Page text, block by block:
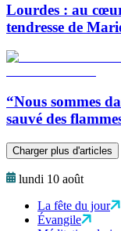
Lourdes : au
tendresse de
“Nous sommes
sauvé des
Charger plus d'articles
lundi 10 août
La fête du jour
Évangile